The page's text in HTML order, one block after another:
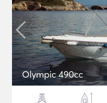
Olympic 490cc